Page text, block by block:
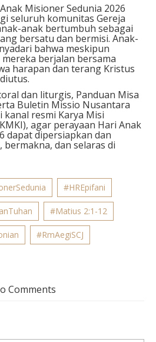
Misioner Sedunia 2026
seluruh komunitas Gereja
anak bertumbuh sebagai
bersatu dan bermisi. Anak-
bahwa meskipun
berjalan bersama
harapan dan terang Kristus
dan liturgis, Panduan Misa
Buletin Missio Nusantara
resmi Karya Misi
agar perayaan Hari Anak
dapat dipersiapkan dan
bermakna, dan selaras di
#HREpifani
#Matius 2:1-12
#RmAegiSCJ
Comments